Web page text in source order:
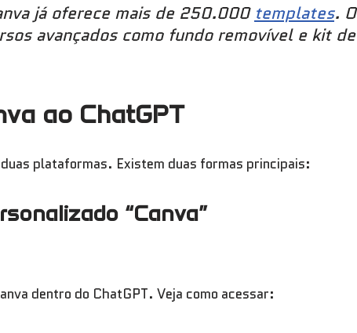
já oferece mais de 250.000 templates. O
avançados como fundo removível e kit de
ao ChatGPT
plataformas. Existem duas formas principais:
“Canva”
dentro do ChatGPT. Veja como acessar: